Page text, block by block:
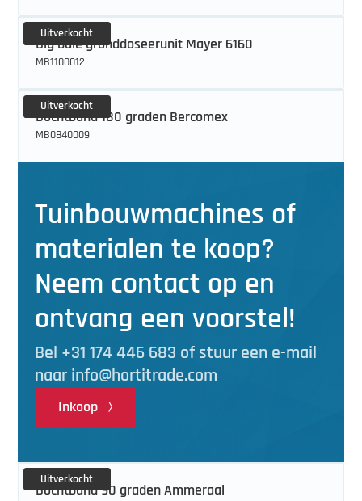
Uitverkocht
Big bale gronddoseerunit Mayer 6160
MB1100012
Uitverkocht
Bochtband 180 graden Bercomex
MB0840009
Tuinbouwmachines of
materialen te koop?
Neem contact op en
ontvang een voorstel!
Bel +31 174 446 683 of stuur een e-mail
naar info@hortitrade.com
Inkoop
Uitverkocht
Bochtband 90 graden Ammeraal